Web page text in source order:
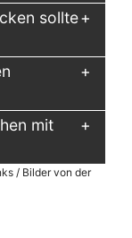
sollte
mit
/ Bilder von der